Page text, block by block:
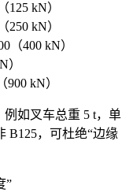
kN）
kN）
400 kN）
kN）
例如叉车总重 5 t，单
B125，可杜绝“边缘
”